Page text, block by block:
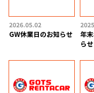
2026.05.02
GW休業日のお知らせ
年
らせ